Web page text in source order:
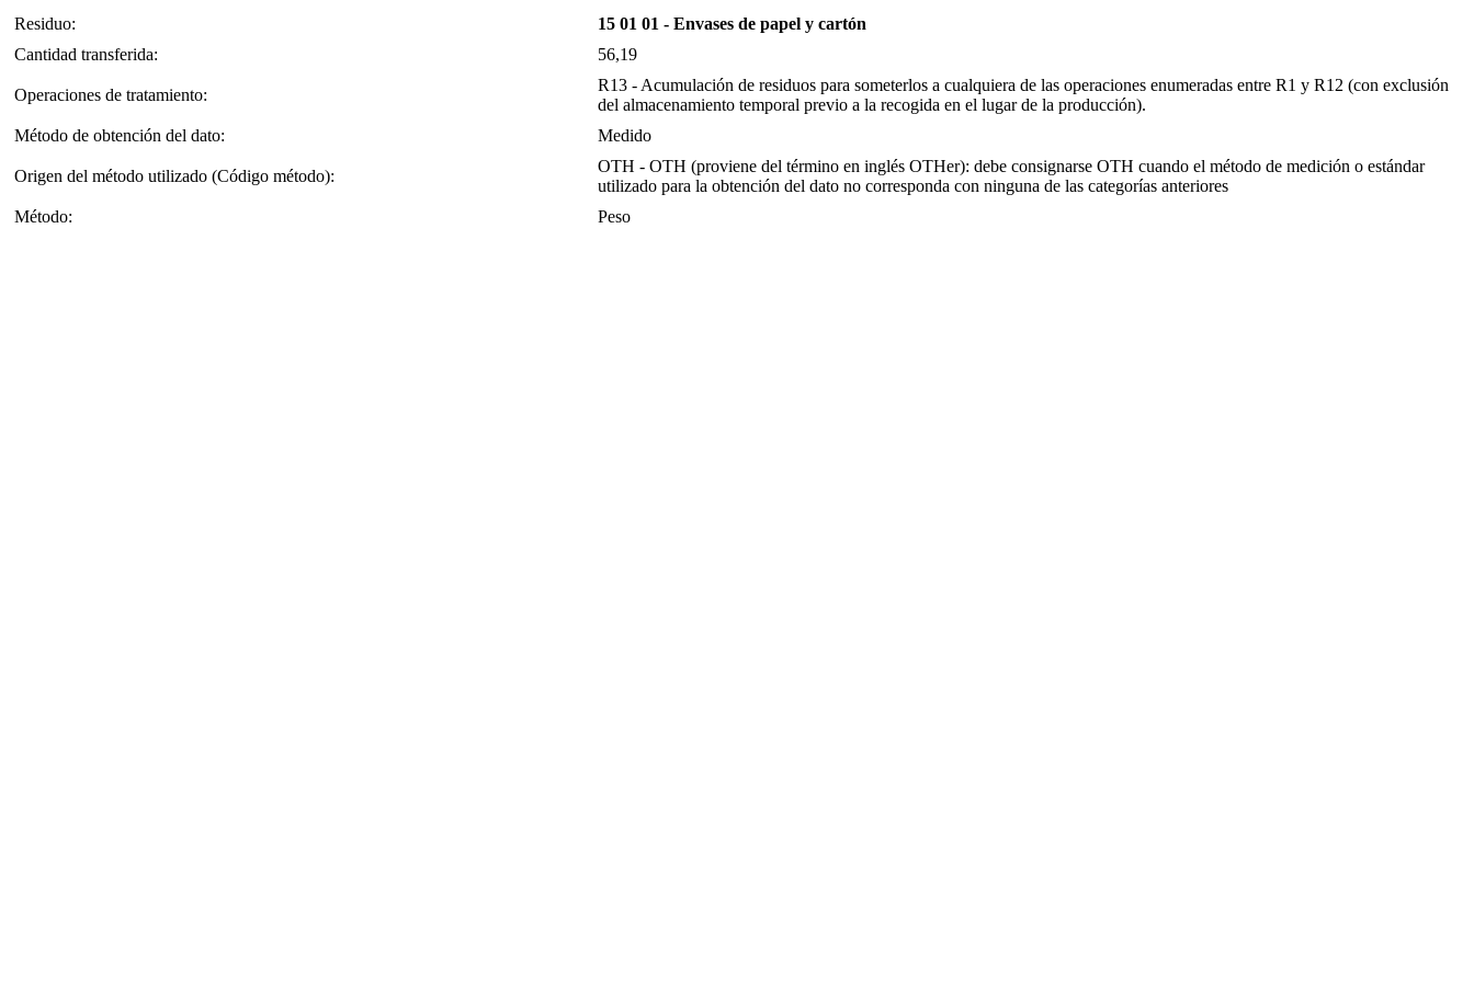
Residuo:
15 01 01 - Envases de papel y cartón
Cantidad transferida:
56,19
Operaciones de tratamiento:
R13 - Acumulación de residuos para someterlos a cualquiera de las operaciones enumeradas entre R1 y R12 (con exclusión
del almacenamiento temporal previo a la recogida en el lugar de la producción).
Método de obtención del dato:
Medido
Origen del método utilizado (Código método):
OTH - OTH (proviene del término en inglés OTHer): debe consignarse OTH cuando el método de medición o estándar
utilizado para la obtención del dato no corresponda con ninguna de las categorías anteriores
Método:
Peso